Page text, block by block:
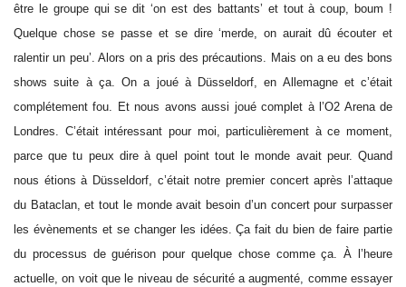
être le groupe qui se dit ‘on est des battants’ et tout à coup, boum !
Quelque chose se passe et se dire ‘merde, on aurait dû écouter et
ralentir un peu’. Alors on a pris des précautions. Mais on a eu des bons
shows suite à ça. On a joué à Düsseldorf, en Allemagne et c’était
complétement fou. Et nous avons aussi joué complet à l’O2 Arena de
Londres. C’était intéressant pour moi, particulièrement à ce moment,
parce que tu peux dire à quel point tout le monde avait peur. Quand
nous étions à Düsseldorf, c’était notre premier concert après l’attaque
du Bataclan, et tout le monde avait besoin d’un concert pour surpasser
les évènements et se changer les idées. Ça fait du bien de faire partie
du processus de guérison pour quelque chose comme ça. À l’heure
actuelle, on voit que le niveau de sécurité a augmenté, comme essayer